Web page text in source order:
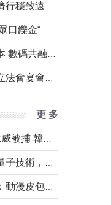
行穩致遠
更 多